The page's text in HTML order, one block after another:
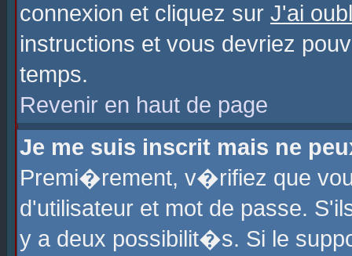
connexion et cliquez sur J'ai
instructions et vous devriez
temps.
Revenir en haut de page
Je me suis inscrit mais ne
Premi�rement, v�rifiez que
d'utilisateur et mot de passe.
y a deux possibilit�s. Si le